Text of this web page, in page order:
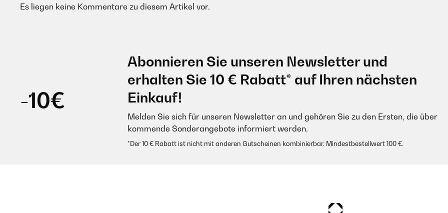
Es liegen keine Kommentare zu diesem Artikel vor.
-10€
Abonnieren Sie unseren Newsletter und
erhalten Sie 10 € Rabatt* auf Ihren nächsten
Einkauf!
Melden Sie sich für unseren Newsletter an und gehören Sie zu den Ersten, die über
kommende Sonderangebote informiert werden.
*Der 10 € Rabatt ist nicht mit anderen Gutscheinen kombinierbar. Mindestbestellwert 100 €.